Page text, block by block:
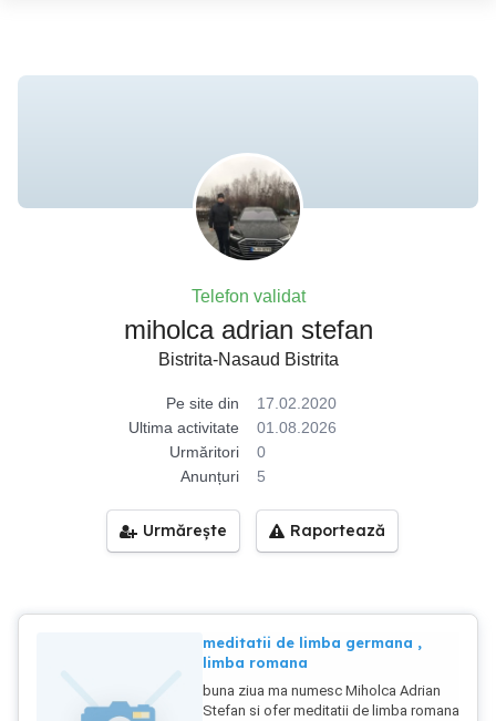
Telefon validat
miholca adrian stefan
Bistrita-Nasaud Bistrita
Pe site din
17.02.2020
Ultima activitate
01.08.2026
Urmăritori
0
Anunțuri
5
Urmărește Raportează
meditatii de limba germana ,
limba romana
buna ziua ma numesc Miholca Adrian
Stefan si ofer meditatii de limba romana